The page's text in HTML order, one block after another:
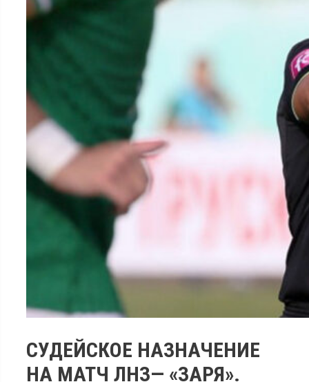
СУДЕЙСКОЕ НАЗНАЧЕНИЕ
НА МАТЧ ЛНЗ— «ЗАРЯ».